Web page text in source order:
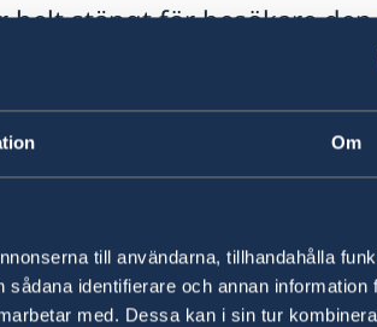
Om
till användarna, tillhandahålla
identifierare och annan information
med. Dessa kan i sin tur
helt stängt för besökare
är alltså inställt dessa
under öppettiderna 10-
uppmanas kontakta UD
2024, 17.21